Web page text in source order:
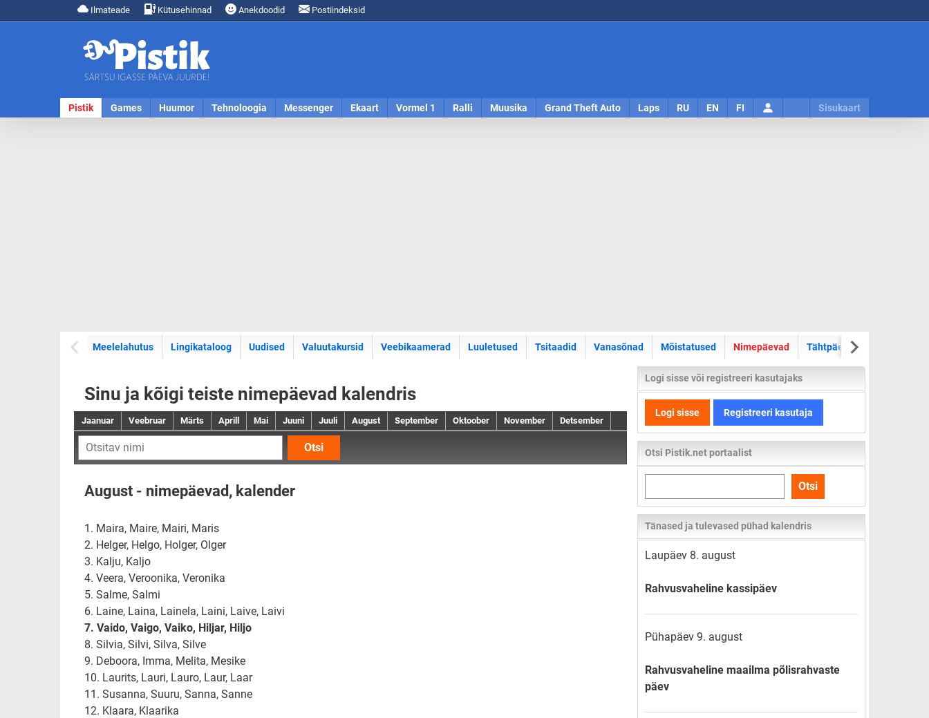
Ilmateade Kütusehinnad Anekdoodid Postiindeksid
Pistik Games Huumor Tehnoloogia Messenger Ekaart Vormel 1 Ralli Muusika Grand Theft Auto Laps RU EN FI Sisukaart
Meelelahutus Lingikataloog Uudised Valuutakursid Veebikaamerad Luuletused Tsitaadid Vanasõnad Mõistatused Nimepäevad Tähtpäevad
Sinu ja kõigi teiste nimepäevad kalendris
Jaanuar Veebruar Märts Aprill Mai Juuni Juuli August September Oktoober November Detsember
Otsi
August - nimepäevad, kalender
1. Maira, Maire, Mairi, Maris
2. Helger, Helgo, Holger, Olger
3. Kalju, Kaljo
4. Veera, Veroonika, Veronika
5. Salme, Salmi
6. Laine, Laina, Lainela, Laini, Laive, Laivi
7. Vaido, Vaigo, Vaiko, Hiljar, Hiljo
8. Silvia, Silvi, Silva, Silve
9. Deboora, Imma, Melita, Mesike
10. Laurits, Lauri, Lauro, Laur, Laar
11. Susanna, Suuru, Sanna, Sanne
12. Klaara, Klaarika
Logi sisse või registreeri kasutajaks
Logi sisse Registreeri kasutaja
Otsi Pistik.net portaalist
kogu
lehelt
Otsi
Tänased ja tulevased pühad kalendris
Laupäev 8. august
Rahvusvaheline kassipäev
Pühapäev 9. august
Rahvusvaheline maailma põlisrahvaste
päev